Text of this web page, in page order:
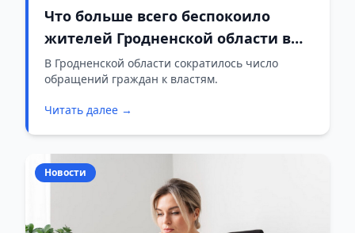
Что больше всего беспокоило
жителей Гродненской области в
2025 году
В Гродненской области сократилось число
обращений граждан к властям.
Читать далее →
Новости